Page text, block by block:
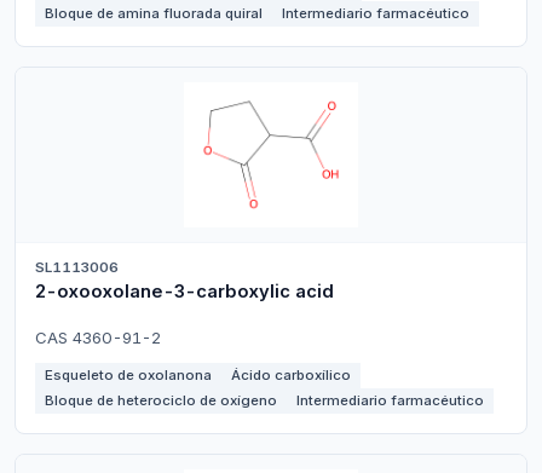
Bloque de amina fluorada quiral
Intermediario farmacéutico
SL1113006
2-oxooxolane-3-carboxylic acid
CAS 4360-91-2
Esqueleto de oxolanona
Ácido carboxílico
Bloque de heterociclo de oxígeno
Intermediario farmacéutico